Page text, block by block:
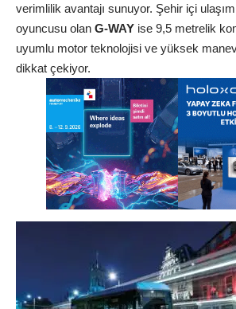
verimlilik avantajı sunuyor. Şehir içi
oyuncusu olan G-WAY ise 9,5 metrelik
uyumlu motor teknolojisi ve yüksek
dikkat çekiyor.